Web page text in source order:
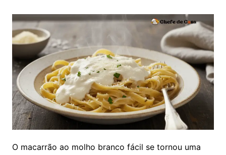
O macarrão ao molho branco fácil se tornou uma